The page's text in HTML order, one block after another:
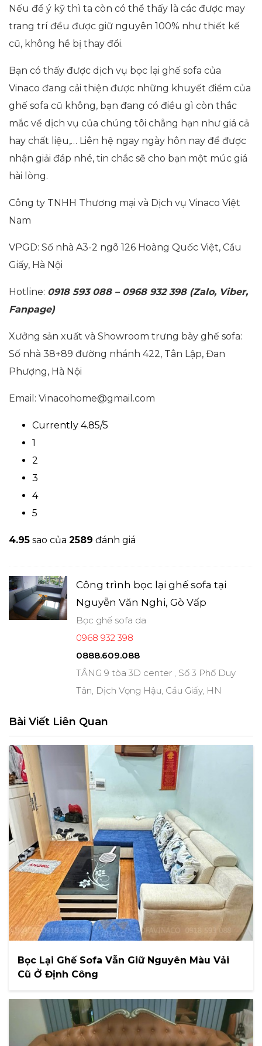
Nếu để ý kỹ thì ta còn có thể thấy là các được may
trang trí đều được giữ nguyên 100% như thiết kế
cũ, không hề bị thay đổi.
Bạn có thấy được dịch vụ bọc lại ghế sofa của
Vinaco đang cải thiện được những khuyết điểm của
ghế sofa cũ không, bạn đang có điều gì còn thắc
mắc về dịch vụ của chúng tôi chẳng hạn như giá cả
hay chất liệu,… Liên hệ ngay ngày hôn nay để được
nhận giải đáp nhé, tin chắc sẽ cho bạn một múc giá
hài lòng.
Công ty TNHH Thương mại và Dịch vụ Vinaco Việt
Nam
VPGD: Số nhà A3-2 ngõ 126 Hoàng Quốc Việt, Cầu
Giấy, Hà Nội
Hotline: 0918 593 088 – 0968 932 398 (Zalo, Viber,
Fanpage)
Xưởng sản xuất và Showroom trưng bày ghế sofa:
Số nhà 38+89 đường nhánh 422, Tân Lập, Đan
Phượng, Hà Nội
Email: Vinacohome@gmail.com
Currently 4.85/5
1
2
3
4
5
4.95 sao của 2589 đánh giá
Công trình bọc lại ghế sofa tại
Nguyễn Văn Nghi, Gò Vấp
Bọc ghế sofa da
0968 932 398
0888.609.088
TẦNG 9 tòa 3D center , Số 3 Phố Duy
Tân, Dịch Vọng Hậu, Cầu Giấy, HN
Bài Viết Liên Quan
Bọc Lại Ghế Sofa Vẫn Giữ Nguyên Màu Vải
Cũ Ở Định Công